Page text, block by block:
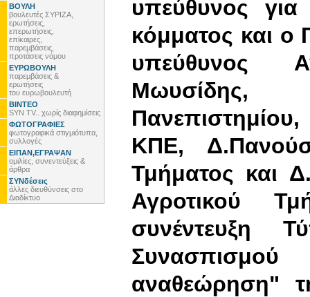
ΒΟΥΛΗ
βουλευτές ΣΥΡΙΖΑ,
ερωτήσεις,
επερωτήσεις,
επίκαιρες,
παρεμβάσεις,
προτάσεις νόμου
ΕΥΡΩΒΟΥΛΗ
παρεμβάσεις &
ερωτήσεις
του ευρωβουλευτή
ΒΙΝΤΕΟ
SYN TV.. χωρίς διαφημίσεις
ΦΩΤΟΓΡΑΦΙΕΣ
φωτογραφικά στιγμιότυπα,
συλλογές
ΕΙΠΑΝ,ΕΓΡΑΨΑΝ
ομιλίες, συνεντεύξεις &
άρθρα
ΣΥΝδέσεις
άλλες διευθύνσεις στο
Διαδίκτυο
υπεύθυνος για
κόμματος και ο
υπεύθυνος
Μωυσίδης,
ΚΠΕ,
Τμήματος και
Αγροτικού
συνέντευξη
αναθεώρηση"